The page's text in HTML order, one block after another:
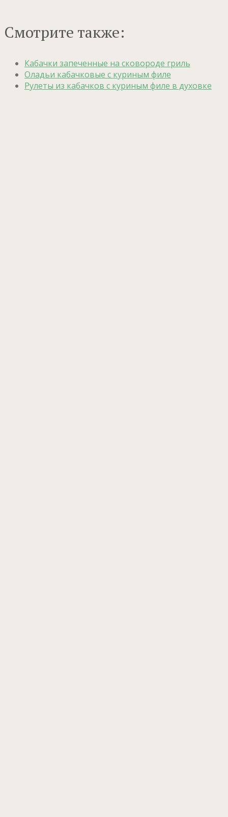
Смотрите также:
Кабачки запеченные на сковороде гриль
Оладьи кабачковые с куриным филе
Рулеты из кабачков с куриным филе в духовке